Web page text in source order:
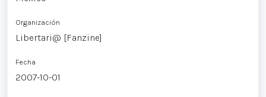
Organización
Libertari@ [Fanzine]
Fecha
2007-10-01